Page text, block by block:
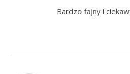
Bardzo fajny i